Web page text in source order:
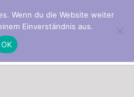
Wenn du die Website weiter
Einverständnis aus.
OK